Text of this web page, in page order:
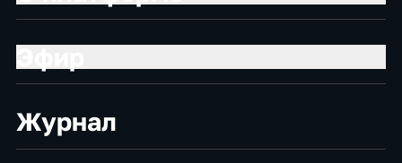
Журнал